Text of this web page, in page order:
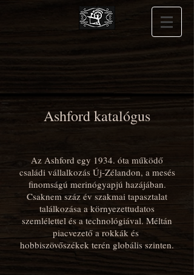
Ashford katalógus
Az Ashford egy 1934. óta működő
családi vállalkozás Új-Zélandon, a mesés
finomságú merinógyapjú hazájában.
Csaknem száz év szakmai tapasztalat
találkozása a környezettudatos
szemlélettel és a technológiával. Méltán
piacvezető a rokkák és
hobbiszövőszékek terén globális szinten.